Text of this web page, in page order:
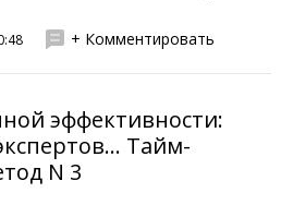
+ Комментировать
эффективности:
Тайм-
N 3